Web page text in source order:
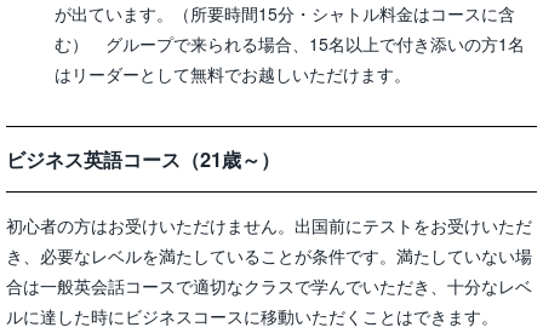
が出ています。（所要時間15分・シャトル料金はコースに含
む） グループで来られる場合、15名以上で付き添いの方1名
はリーダーとして無料でお越しいただけます。
ビジネス英語コース（21歳～）
初心者の方はお受けいただけません。出国前にテストをお受けいただ
き、必要なレベルを満たしていることが条件です。満たしていない場
合は一般英会話コースで適切なクラスで学んでいただき、十分なレベ
ルに達した時にビジネスコースに移動いただくことはできます。